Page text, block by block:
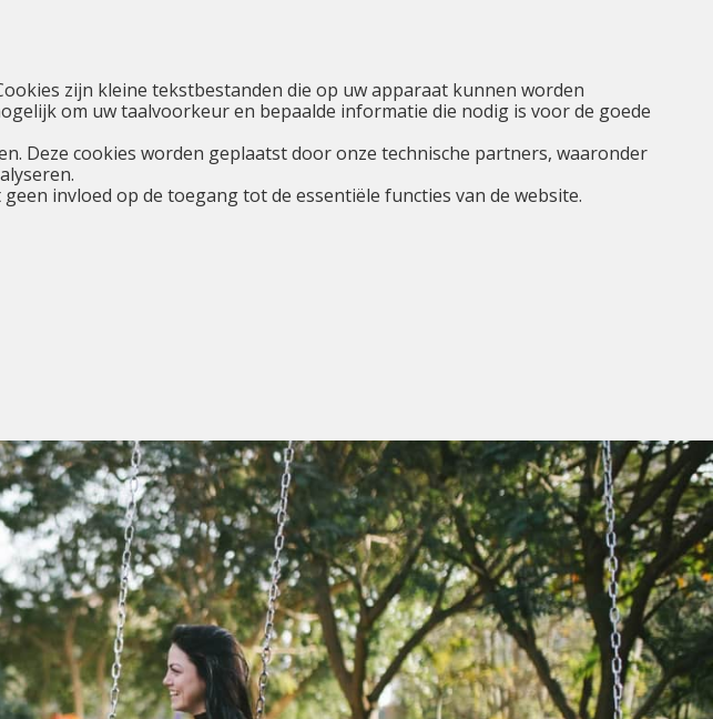
zijn kleine tekstbestanden die op uw apparaat kunnen worden
om uw taalvoorkeur en bepaalde informatie die nodig is voor de goede
Deze cookies worden geplaatst door onze technische partners, waaronder
invloed op de toegang tot de essentiële functies van de website.